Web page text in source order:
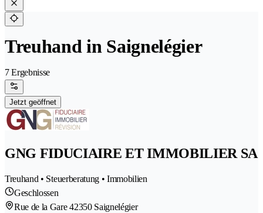
Treuhand in Saignelégier
7 Ergebnisse
Jetzt geöffnet
GNG FIDUCIAIRE ET IMMOBILIER SA
Treuhand • Steuerberatung • Immobilien
Geschlossen
Rue de la Gare 42350 Saignelégier